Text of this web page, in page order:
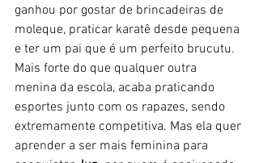
ganhou por gostar de brincadeiras de
moleque, praticar karatê desde pequena
e ter um pai que é um perfeito brucutu.
Mais forte do que qualquer outra
menina da escola, acaba praticando
esportes junto com os rapazes, sendo
extremamente competitiva. Mas ela quer
aprender a ser mais feminina para